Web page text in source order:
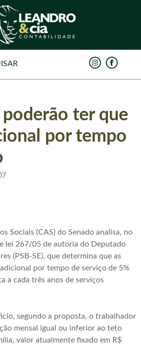
poderão ter que
por tempo
Sociais (CAS) do Senado analisa, no
lei 267/05 de autoria do Deputado
(PSB-SE), que determina que as
por tempo de serviço de 5%
a cada três anos de serviços
segundo a proposta, o trabalhador
mensal igual ou inferior ao teto
valor atualmente fixado em R$